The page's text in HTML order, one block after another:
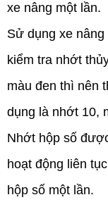
xe nâng một lần.
Sử dụng xe
kiểm tra nhớt
màu đen thì nên
dụng là nhớt 10,
Nhớt hộp số
hoạt động liên
hộp số một lần.